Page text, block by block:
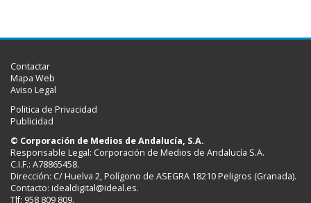
Contactar
Mapa Web
Aviso Legal
Politica de Privacidad
Publicidad
© Corporación de Medios de Andalucía, S.A.
Responsable Legal: Corporación de Medios de Andalucía S.A.
C.I.F.: A78865458.
Dirección: C/ Huelva 2, Polígono de ASEGRA 18210 Peligros (Granada).
Contacto: idealdigital@ideal.es.
Tlf: 958 809 809.